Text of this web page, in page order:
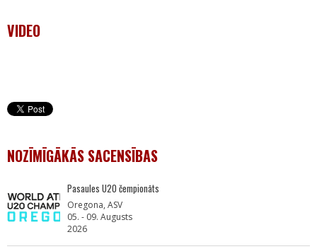
VIDEO
NOZĪMĪGĀKĀS SACENSĪBAS
Pasaules U20 čempionāts
Oregona, ASV
05. - 09. Augusts
2026